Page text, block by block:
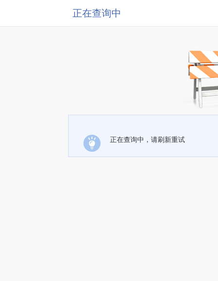
正在查询中
正在查询中，请刷新重试